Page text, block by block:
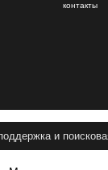
контакты
и